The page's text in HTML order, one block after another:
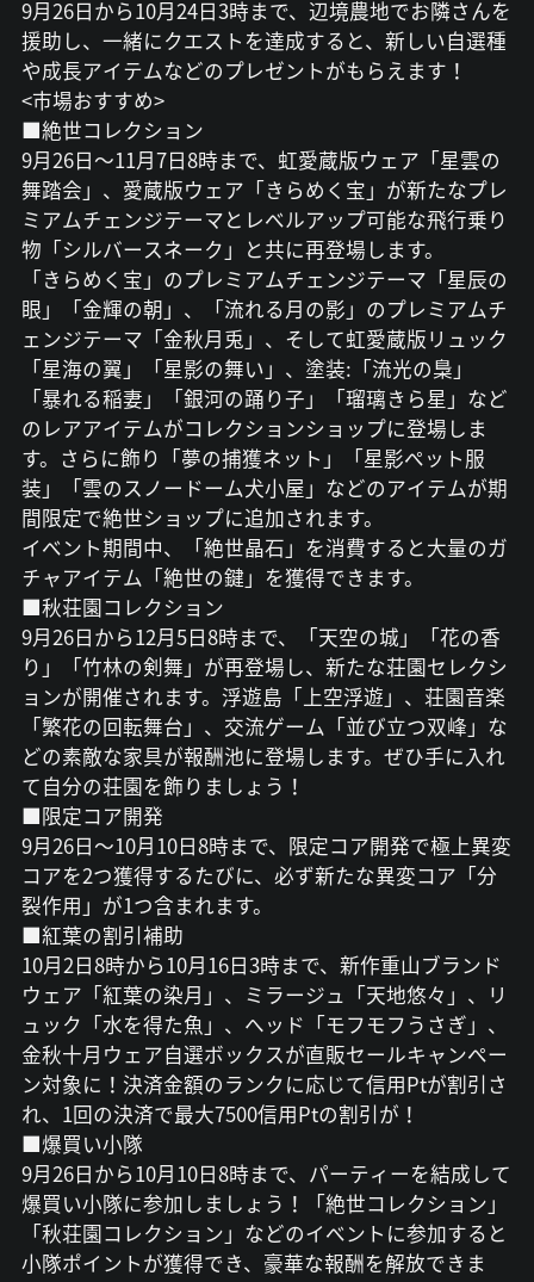
9月26日から10月24日3時まで、辺境農地でお隣さんを
援助し、一緒にクエストを達成すると、新しい自選種
や成長アイテムなどのプレゼントがもらえます！
<市場おすすめ>
■絶世コレクション
9月26日～11月7日8時まで、虹愛蔵版ウェア「星雲の
舞踏会」、愛蔵版ウェア「きらめく宝」が新たなプレ
ミアムチェンジテーマとレベルアップ可能な飛行乗り
物「シルバースネーク」と共に再登場します。
「きらめく宝」のプレミアムチェンジテーマ「星辰の
眼」「金輝の朝」、「流れる月の影」のプレミアムチ
ェンジテーマ「金秋月兎」、そして虹愛蔵版リュック
「星海の翼」「星影の舞い」、塗装:「流光の梟」
「暴れる稲妻」「銀河の踊り子」「瑠璃きら星」など
のレアアイテムがコレクションショップに登場しま
す。さらに飾り「夢の捕獲ネット」「星影ペット服
装」「雲のスノードーム犬小屋」などのアイテムが期
間限定で絶世ショップに追加されます。
イベント期間中、「絶世晶石」を消費すると大量のガ
チャアイテム「絶世の鍵」を獲得できます。
■秋荘園コレクション
9月26日から12月5日8時まで、「天空の城」「花の香
り」「竹林の剣舞」が再登場し、新たな荘園セレクシ
ョンが開催されます。浮遊島「上空浮遊」、荘園音楽
「繁花の回転舞台」、交流ゲーム「並び立つ双峰」な
どの素敵な家具が報酬池に登場します。ぜひ手に入れ
て自分の荘園を飾りましょう！
■限定コア開発
9月26日～10月10日8時まで、限定コア開発で極上異変
コアを2つ獲得するたびに、必ず新たな異変コア「分
裂作用」が1つ含まれます。
■紅葉の割引補助
10月2日8時から10月16日3時まで、新作重山ブランド
ウェア「紅葉の染月」、ミラージュ「天地悠々」、リ
ュック「水を得た魚」、ヘッド「モフモフうさぎ」、
金秋十月ウェア自選ボックスが直販セールキャンペー
ン対象に！決済金額のランクに応じて信用Ptが割引さ
れ、1回の決済で最大7500信用Ptの割引が！
■爆買い小隊
9月26日から10月10日8時まで、パーティーを結成して
爆買い小隊に参加しましょう！「絶世コレクション」
「秋荘園コレクション」などのイベントに参加すると
小隊ポイントが獲得でき、豪華な報酬を解放できま